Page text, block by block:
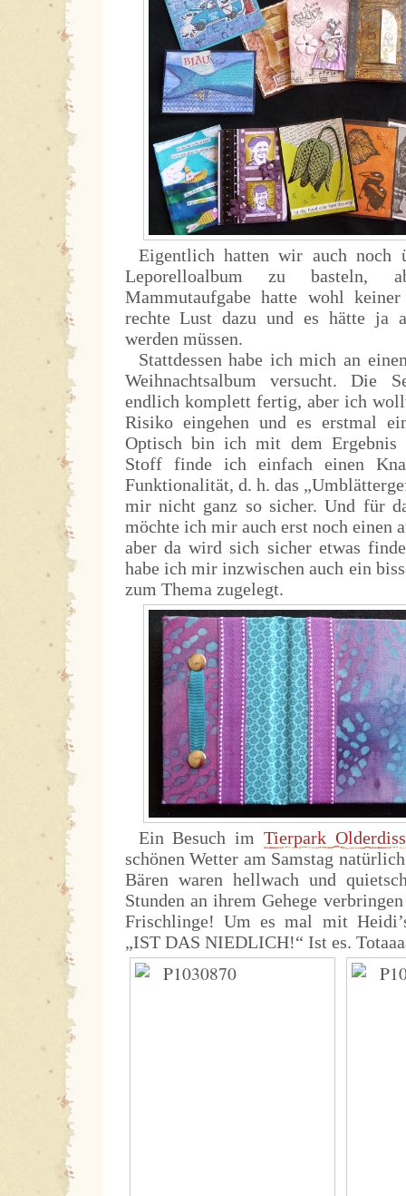
Eigentlich hatten wir auch noch
Leporelloalbum zu basteln,
Mammutaufgabe hatte wohl
rechte Lust dazu und es hätte ja
werden müssen.
Stattdessen habe ich mich an
Weihnachtsalbum versucht. Die
endlich komplett fertig, aber ich
Risiko eingehen und es erstmal
Optisch bin ich mit dem Ergebnis
Stoff finde ich einfach einen
Funktionalität, d. h. das
mir nicht ganz so sicher. Und für
möchte ich mir auch erst noch einen
aber da wird sich sicher etwas
habe ich mir inzwischen auch ein
zum Thema zugelegt.
Ein Besuch imTierpark
schönen Wetter am Samstag
Bären waren hellwach und
Stunden an ihrem Gehege
Frischlinge! Um es mal mit
„IST DAS NIEDLICH!“ Ist es.